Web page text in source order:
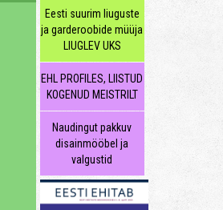
Eesti suurim liuguste
ja garderoobide müüja
LIUGLEV UKS
EHL PROFILES, LIISTUD
KOGENUD MEISTRILT
Naudingut pakkuv
disainmööbel ja
valgustid